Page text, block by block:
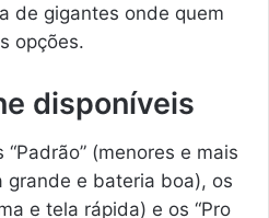
de gigantes onde quem
opções.
disponíveis
(menores e mais
grande e bateria boa), os
e tela rápida) e os “Pro